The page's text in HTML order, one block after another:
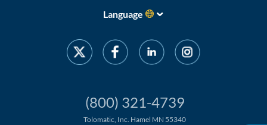
Language
(800) 321-4739
Tolomatic, Inc. Hamel MN 55340